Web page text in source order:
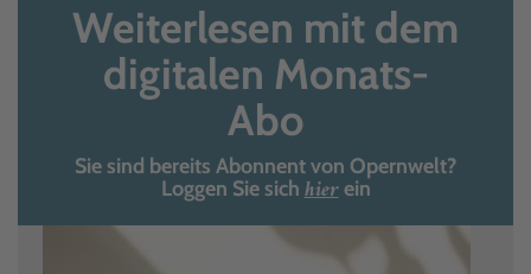
Weiterlesen mit dem
digitalen Monats-
Abo
Sie sind bereits Abonnent von Opernwelt?
Loggen Sie sich hierein